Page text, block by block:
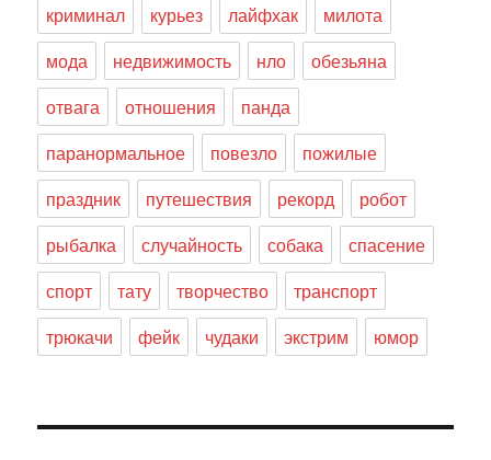
криминал
курьез лайфхак
милота
мода
недвижимость нло
обезьяна
отвага
отношения
панда
паранормальное
повезло
пожилые
праздник
путешествия рекорд
робот
рыбалка
случайность собака
спасение
спорт
тату творчество
транспорт
трюкачи
фейк чудаки экстрим юмор